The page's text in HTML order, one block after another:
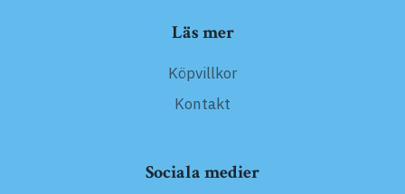
Läs mer
Köpvillkor
Kontakt
Sociala medier